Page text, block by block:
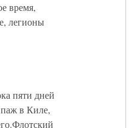
время,
легионы
пяти дней
в Киле,